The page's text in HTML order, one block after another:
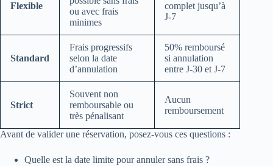
Flexible
ou avec frais
minimes
complet jusqu’à
J-7
Standard
Frais progressifs
selon la date
d’annulation
50% remboursé
si annulation
entre J-30 et J-7
Strict
Souvent non
remboursable ou
très pénalisant
Aucun
remboursement
Avant de valider une réservation, posez-vous ces questions :
Quelle est la date limite pour annuler sans frais ?